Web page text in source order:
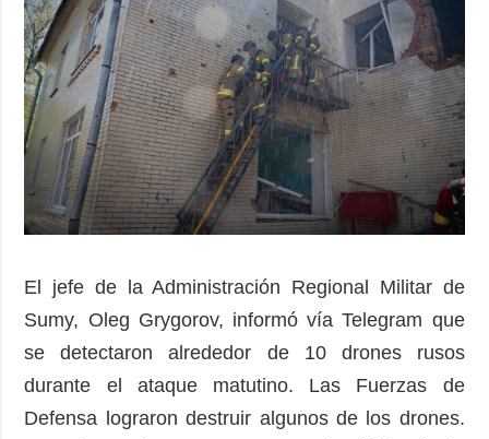
El jefe de la Administración Regional Militar de
Sumy, Oleg Grygorov, informó vía Telegram que
se detectaron alrededor de 10 drones rusos
durante el ataque matutino. Las Fuerzas de
Defensa lograron destruir algunos de los drones.